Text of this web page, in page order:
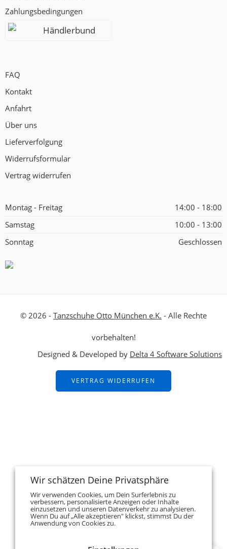
Zahlungsbedingungen
Händlerbund
FAQ
Kontakt
Anfahrt
Über uns
Lieferverfolgung
Widerrufsformular
Vertrag widerrufen
Montag - Freitag
14:00 - 18:00
Samstag
10:00 - 13:00
Sonntag
Geschlossen
© 2026 - Tanzschuhe Otto München e.K. - Alle Rechte
vorbehalten!
Designed & Developed by Delta 4 Software Solutions
VERTRAG WIDERRUFEN
Wir schätzen Deine Privatsphäre
Wir verwenden Cookies, um Dein Surferlebnis zu
verbessern, personalisierte Anzeigen oder Inhalte
einzusetzen und unseren Datenverkehr zu analysieren.
Wenn Du auf „Alle akzeptieren" klickst, stimmst Du der
Anwendung von Cookies zu.